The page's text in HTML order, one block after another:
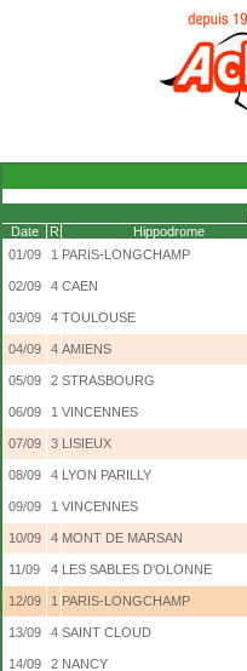
Date
R Hippodrome
01/09
1 PARIS-LONGCHAMP
02/09 4 CAEN
03/09 4 TOULOUSE
04/09 4 AMIENS
05/09 2 STRASBOURG
06/09 1 VINCENNES
07/09 3 LISIEUX
08/09 4 LYON PARILLY
09/09 1 VINCENNES
10/09 4 MONT DE MARSAN
11/09 4 LES SABLES D'OLONNE
12/09 1 PARIS-LONGCHAMP
13/09 4 SAINT CLOUD
14/09 2 NANCY